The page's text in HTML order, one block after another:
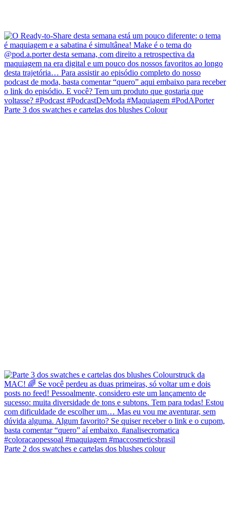
Parte 3 dos swatches e cartelas dos blushes Colour
Parte 2 dos swatches e cartelas dos blushes colour